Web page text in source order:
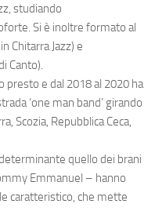
studiando
Si è inoltre formato al
Chitarra Jazz) e
Canto).
presto e dal 2018 al 2020 ha
‘one man band’ girando
Scozia, Repubblica Ceca,
quello dei brani
Emmanuel – hanno
caratteristico, che mette